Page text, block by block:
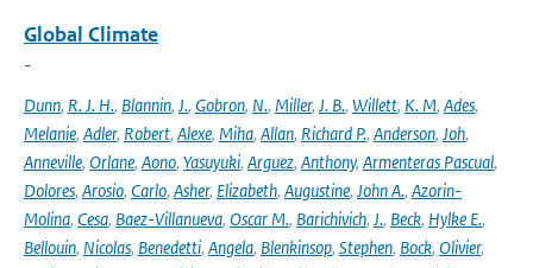
Global Climate
-
Dunn, R. J. H., Blannin, J., Gobron, N., Miller, J. B., Willett, K. M, Ades,
Melanie, Adler, Robert, Alexe, Miha, Allan, Richard P., Anderson, Joh,
Anneville, Orlane, Aono, Yasuyuki, Arguez, Anthony, Armenteras Pascual,
Dolores, Arosio, Carlo, Asher, Elizabeth, Augustine, John A., Azorin-
Molina, Cesa, Baez-Villanueva, Oscar M., Barichivich, J., Beck, Hylke E.,
Bellouin, Nicolas, Benedetti, Angela, Blenkinsop, Stephen, Bock, Olivier,